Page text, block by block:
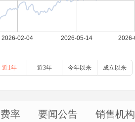
近1年 近3年 今年以来 成立以来
率 要闻公告 销售机构